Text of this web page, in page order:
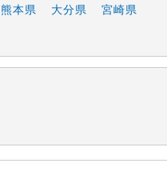
熊本県 大分県
宮崎県